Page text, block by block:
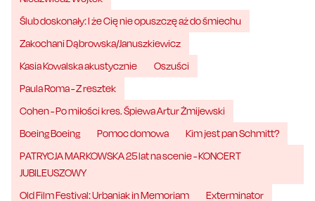
Ślub doskonały: I że Cię nie opuszczę aż do śmiechu
Zakochani Dąbrowska/Januszkiewicz
Kasia Kowalska akustycznie
Oszuści
Paula Roma - Z resztek
Cohen - Po miłości kres. Śpiewa Artur Żmijewski
Boeing Boeing
Pomoc domowa
Kim jest pan Schmitt?
PATRYCJA MARKOWSKA 25 lat na scenie - KONCERT
JUBILEUSZOWY
Old Film Festival: Urbaniak in Memoriam
Exterminator